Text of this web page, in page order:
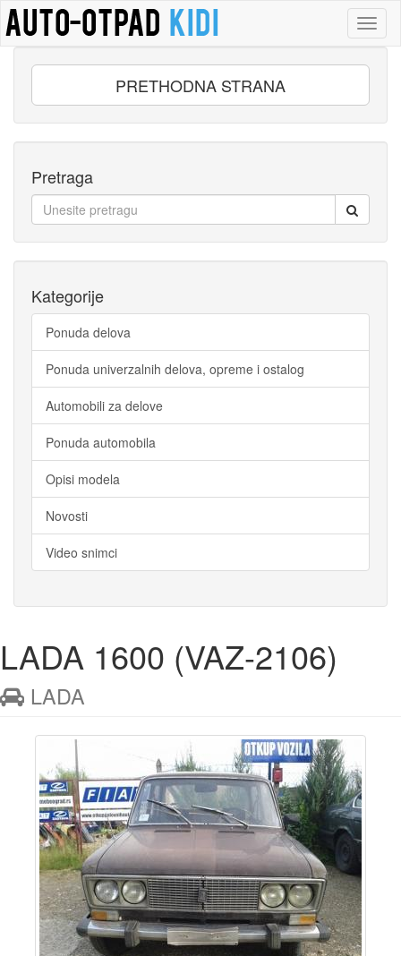
PRETHODNA STRANA
Pretraga
Kategorije
Ponuda delova
Ponuda univerzalnih delova, opreme i ostalog
Automobili za delove
Ponuda automobila
Opisi modela
Novosti
Video snimci
LADA 1600 (VAZ-2106)
LADA